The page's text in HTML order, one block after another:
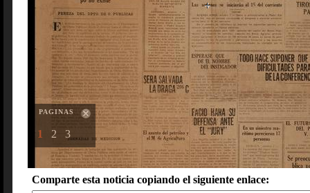
PAGINAS
1 2 3
Comparte esta noticia copiando el siguiente enlace: